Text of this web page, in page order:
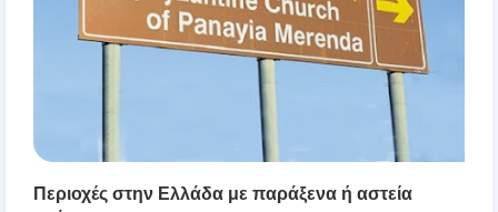
Περιοχές στην Ελλάδα με παράξενα ή αστεία